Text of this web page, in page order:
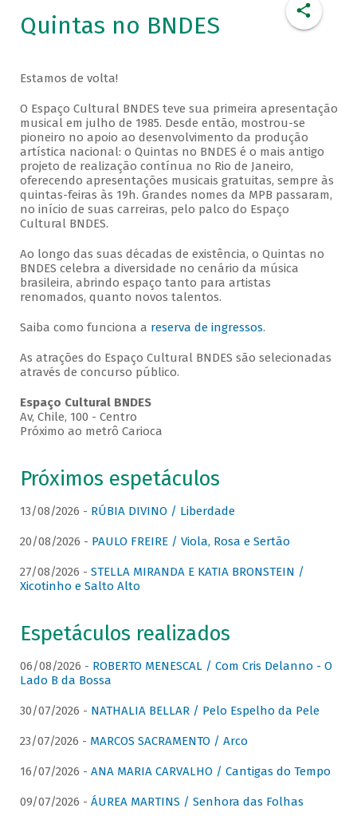
Quintas no BNDES
Estamos de volta!
O Espaço Cultural BNDES teve sua primeira apresentação
musical em julho de 1985. Desde então, mostrou-se
pioneiro no apoio ao desenvolvimento da produção
artística nacional: o Quintas no BNDES é o mais antigo
projeto de realização contínua no Rio de Janeiro,
oferecendo apresentações musicais gratuitas, sempre às
quintas-feiras às 19h. Grandes nomes da MPB passaram,
no início de suas carreiras, pelo palco do Espaço
Cultural BNDES.
Ao longo das suas décadas de existência, o Quintas no
BNDES celebra a diversidade no cenário da música
brasileira, abrindo espaço tanto para artistas
renomados, quanto novos talentos.
Saiba como funciona a reserva de ingressos.
As atrações do Espaço Cultural BNDES são selecionadas
através de concurso público.
Espaço Cultural BNDES
Av, Chile, 100 - Centro
Próximo ao metrô Carioca
Próximos espetáculos
13/08/2026 - RÚBIA DIVINO / Liberdade
20/08/2026 - PAULO FREIRE / Viola, Rosa e Sertão
27/08/2026 - STELLA MIRANDA E KATIA BRONSTEIN /
Xicotinho e Salto Alto
Espetáculos realizados
06/08/2026 - ROBERTO MENESCAL / Com Cris Delanno - O
Lado B da Bossa
30/07/2026 - NATHALIA BELLAR / Pelo Espelho da Pele
23/07/2026 - MARCOS SACRAMENTO / Arco
16/07/2026 - ANA MARIA CARVALHO / Cantigas do Tempo
09/07/2026 - ÁUREA MARTINS / Senhora das Folhas